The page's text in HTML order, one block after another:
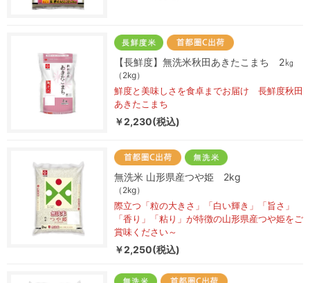
【長鮮度】無洗米秋田あきたこまち 2㎏
（2kg）
鮮度と美味しさを食卓までお届け 長鮮度秋田
あきたこまち
￥2,230(税込)
無洗米 山形県産つや姫 2kg
（2kg）
際立つ「粒の大きさ」「白い輝き」「旨さ」
「香り」「粘り」が特徴の山形県産つや姫をご
賞味ください～
￥2,250(税込)